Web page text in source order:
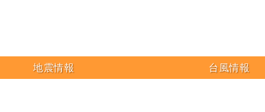
地震情報 台風情報